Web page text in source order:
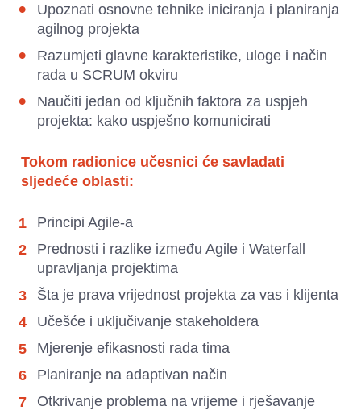
Upoznati osnovne tehnike iniciranja i planiranja
agilnog projekta
Razumjeti glavne karakteristike, uloge i način
rada u SCRUM okviru
Naučiti jedan od ključnih faktora za uspjeh
projekta: kako uspješno komunicirati
Tokom radionice učesnici će savladati
sljedeće oblasti:
Principi Agile-a
Prednosti i razlike između Agile i Waterfall
upravljanja projektima
Šta je prava vrijednost projekta za vas i klijenta
Učešće i uključivanje stakeholdera
Mjerenje efikasnosti rada tima
Planiranje na adaptivan način
Otkrivanje problema na vrijeme i rješavanje